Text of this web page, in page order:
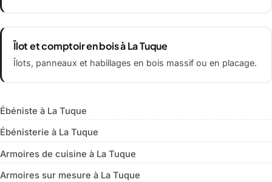
Îlot et comptoir en bois à La Tuque
Îlots, panneaux et habillages en bois massif ou en placage.
Ébéniste à La Tuque
Ébénisterie à La Tuque
Armoires de cuisine à La Tuque
Armoires sur mesure à La Tuque